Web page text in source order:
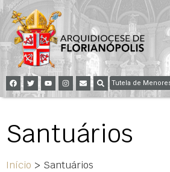
Tutela de
Santuários
Início > Santuários